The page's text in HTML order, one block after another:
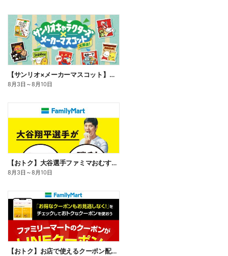
【サンリオ×メーカーマスコット】オリジナルグッズ貰える!
8月3日 ～8月10日
【おトク】大谷選手ファミマおむすび割
8月3日 ～8月10日
【おトク】お店で使えるクーポン配信中